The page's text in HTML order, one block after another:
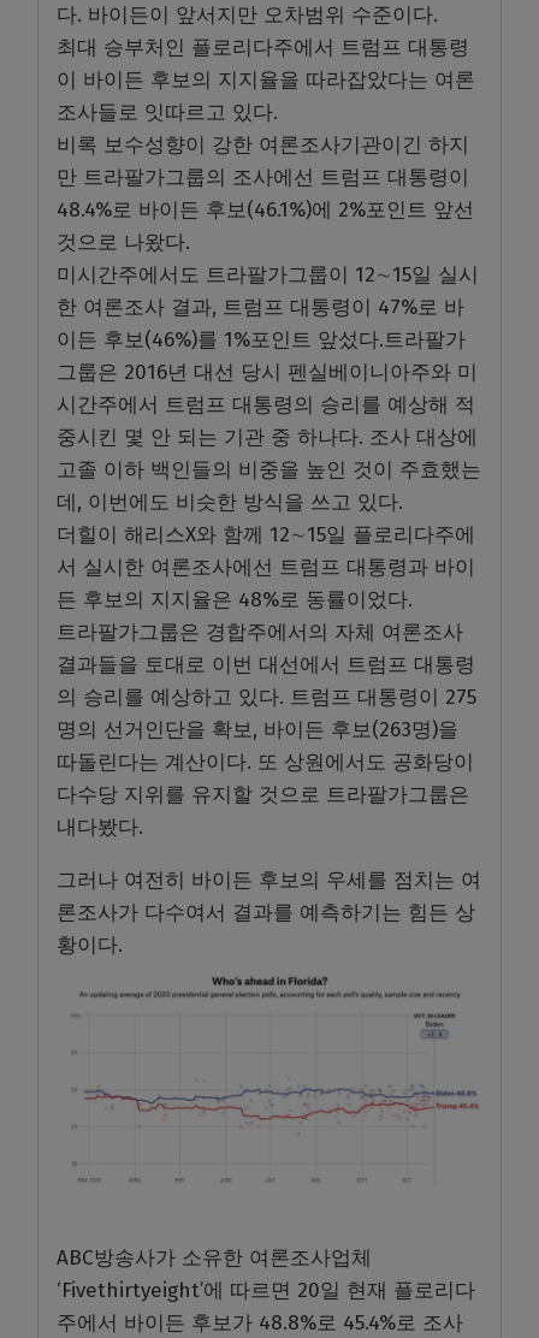
다. 바이든이 앞서지만 오차범위 수준이다.
최대 승부처인 플로리다주에서 트럼프 대통령
이 바이든 후보의 지지율을 따라잡았다는 여론
조사들로 잇따르고 있다.
비록 보수성향이 강한 여론조사기관이긴 하지
만 트라팔가그룹의 조사에선 트럼프 대통령이
48.4%로 바이든 후보(46.1%)에 2%포인트 앞선
것으로 나왔다.
미시간주에서도 트라팔가그룹이 12∼15일 실시
한 여론조사 결과, 트럼프 대통령이 47%로 바
이든 후보(46%)를 1%포인트 앞섰다.트라팔가
그룹은 2016년 대선 당시 펜실베이니아주와 미
시간주에서 트럼프 대통령의 승리를 예상해 적
중시킨 몇 안 되는 기관 중 하나다. 조사 대상에
고졸 이하 백인들의 비중을 높인 것이 주효했는
데, 이번에도 비슷한 방식을 쓰고 있다.
더힐이 해리스X와 함께 12∼15일 플로리다주에
서 실시한 여론조사에선 트럼프 대통령과 바이
든 후보의 지지율은 48%로 동률이었다.
트라팔가그룹은 경합주에서의 자체 여론조사
결과들을 토대로 이번 대선에서 트럼프 대통령
의 승리를 예상하고 있다. 트럼프 대통령이 275
명의 선거인단을 확보, 바이든 후보(263명)을
따돌린다는 계산이다. 또 상원에서도 공화당이
다수당 지위를 유지할 것으로 트라팔가그룹은
내다봤다.
그러나 여전히 바이든 후보의 우세를 점치는 여
론조사가 다수여서 결과를 예측하기는 힘든 상
황이다.
ABC방송사가 소유한 여론조사업체
‘Fivethirtyeight’에 따르면 20일 현재 플로리다
주에서 바이든 후보가 48.8%로 45.4%로 조사